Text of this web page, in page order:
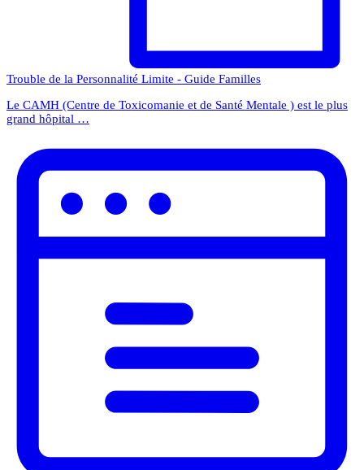
Trouble de la Personnalité Limite - Guide Familles
Le CAMH (Centre de Toxicomanie et de Santé Mentale ) est le plus
grand hôpital …